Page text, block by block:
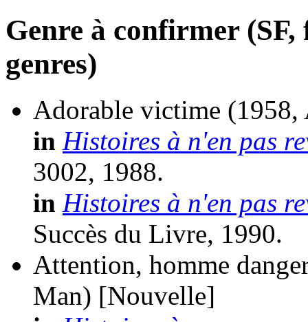
Genre à confirmer
genres)
Adorable victime (1958,
in Histoires à n'en pas
3002, 1988.
in Histoires à n'en pas
Succès du Livre, 1990.
Attention, homme
Man) [Nouvelle]